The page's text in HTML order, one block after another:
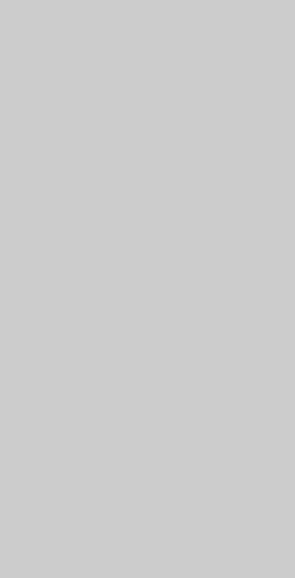
start moderowany networking,
do obcej osoby, ale chcą
Organizatorzy zadbają o to,
Później scena należeć będzie
tylko tych zawodowych, ale też
podpowie, jak
W programie nie zabraknie też
dalszego networkingu, który
LinkedIn Local Kielce to nie
do domu z ulotką. To
rozmów. A wszystko w